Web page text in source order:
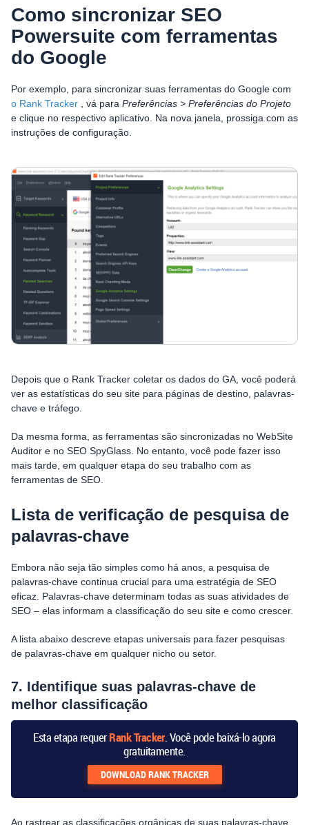
Como sincronizar SEO
Powersuite com ferramentas
do Google
Por exemplo, para sincronizar suas ferramentas do Google com
o Rank Tracker , vá para Preferências > Preferências do Projeto
e clique no respectivo aplicativo. Na nova janela, prossiga com as
instruções de configuração.
Depois que o Rank Tracker coletar os dados do GA, você poderá
ver as estatísticas do seu site para páginas de destino, palavras-
chave e tráfego.
Da mesma forma, as ferramentas são sincronizadas no WebSite
Auditor e no SEO SpyGlass. No entanto, você pode fazer isso
mais tarde, em qualquer etapa do seu trabalho com as
ferramentas de SEO.
Lista de verificação de pesquisa de
palavras-chave
Embora não seja tão simples como há anos, a pesquisa de
palavras-chave continua crucial para uma estratégia de SEO
eficaz. Palavras-chave determinam todas as suas atividades de
SEO – elas informam a classificação do seu site e como crescer.
A lista abaixo descreve etapas universais para fazer pesquisas
de palavras-chave em qualquer nicho ou setor.
7. Identifique suas palavras-chave de
melhor classificação
Esta etapa requerRank Tracker. Você pode baixá-lo agora
gratuitamente.
DOWNLOADRANK TRACKER
Ao rastrear as classificações orgânicas de suas palavras-chave